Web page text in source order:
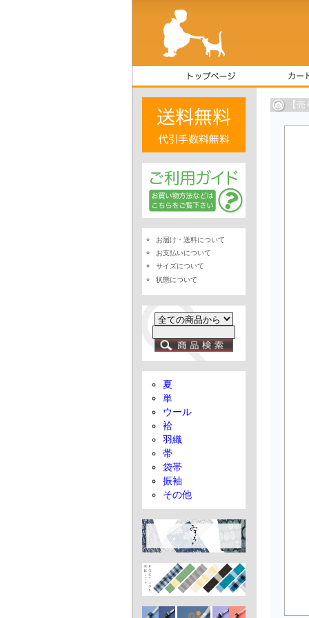
【
お届け・送料について
お支払いについて
サイズについて
状態について
夏
単
ウール
袷
羽織
帯
袋帯
振袖
その他